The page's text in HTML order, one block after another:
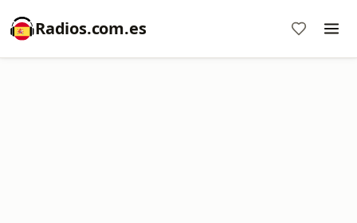
Radios.com.es